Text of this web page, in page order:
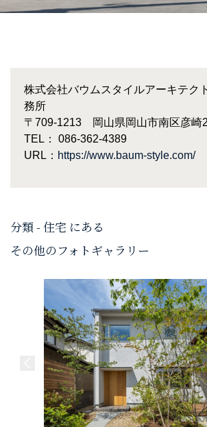
株式会社バウムスタイルアーキテク
務所
〒709-1213 岡山県岡山市南区彦崎
TEL： 086-362-4389
URL： https://www.baum-style.com/
分類 - 住宅 にある
その他のフォトギャラリー